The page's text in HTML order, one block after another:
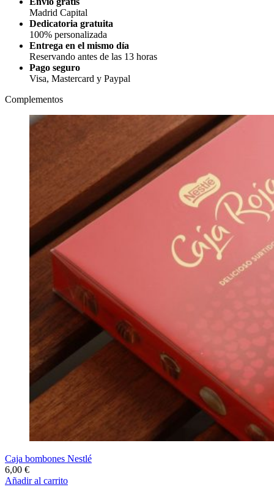
Madrid Capital
Dedicatoria gratuita
100% personalizada
Entrega en el mismo día
Reservando antes de las 13 horas
Pago seguro
Visa, Mastercard y Paypal
Complementos
Caja bombones Nestlé
6,00 €
Añadir al carrito